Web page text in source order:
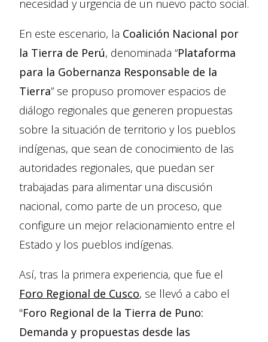
necesidad y urgencia de un nuevo pacto social.
En este escenario, la Coalición Nacional por
la Tierra de Perú, denominada “Plataforma
para la Gobernanza Responsable de la
Tierra” se propuso promover espacios de
diálogo regionales que generen propuestas
sobre la situación de territorio y los pueblos
indígenas, que sean de conocimiento de las
autoridades regionales, que puedan ser
trabajadas para alimentar una discusión
nacional, como parte de un proceso, que
configure un mejor relacionamiento entre el
Estado y los pueblos indígenas.
Así, tras la primera experiencia, que fue el
Foro Regional de Cusco, se llevó a cabo el
"Foro Regional de la Tierra de Puno:
Demanda y propuestas desde las